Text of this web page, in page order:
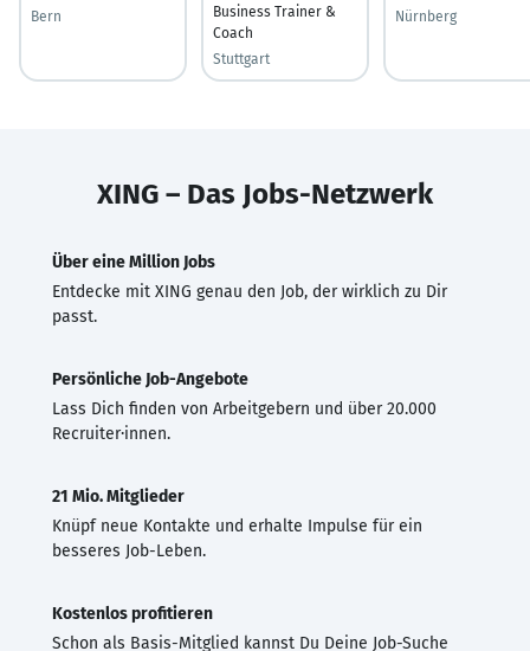
Bern
Business Trainer &
Coach
Stuttgart
Nürnberg
XING – Das Jobs-Netzwerk
Über eine Million Jobs
Entdecke mit XING genau den Job, der wirklich zu Dir
passt.
Persönliche Job-Angebote
Lass Dich finden von Arbeitgebern und über 20.000
Recruiter·innen.
21 Mio. Mitglieder
Knüpf neue Kontakte und erhalte Impulse für ein
besseres Job-Leben.
Kostenlos profitieren
Schon als Basis-Mitglied kannst Du Deine Job-Suche